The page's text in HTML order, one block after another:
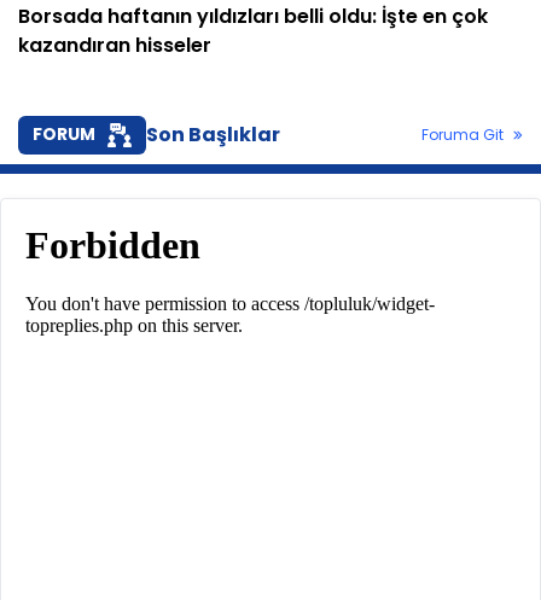
Borsada haftanın yıldızları belli oldu: İşte en çok
kazandıran hisseler
FORUM Son Başlıklar Foruma Git